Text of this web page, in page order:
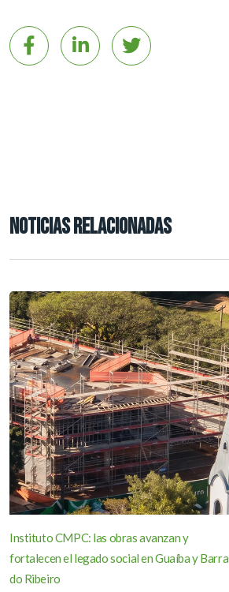
NOTICIAS RELACIONADAS
Instituto CMPC: las obras avanzan y
fortalecen el legado social en Guaíba y Barra
do Ribeiro